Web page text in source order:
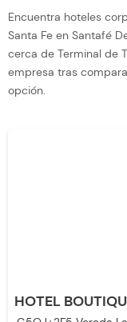
Encuentra hoteles
Santa Fe en Santafé
cerca de Terminal de
empresa tras
opción.
HOTEL